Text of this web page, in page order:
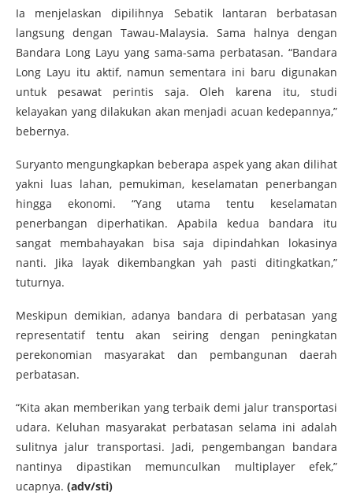
Ia menjelaskan dipilihnya Sebatik lantaran berbatasan
langsung dengan Tawau-Malaysia. Sama halnya dengan
Bandara Long Layu yang sama-sama perbatasan. “Bandara
Long Layu itu aktif, namun sementara ini baru digunakan
untuk pesawat perintis saja. Oleh karena itu, studi
kelayakan yang dilakukan akan menjadi acuan kedepannya,”
bebernya.
Suryanto mengungkapkan beberapa aspek yang akan dilihat
yakni luas lahan, pemukiman, keselamatan penerbangan
hingga ekonomi. “Yang utama tentu keselamatan
penerbangan diperhatikan. Apabila kedua bandara itu
sangat membahayakan bisa saja dipindahkan lokasinya
nanti. Jika layak dikembangkan yah pasti ditingkatkan,”
tuturnya.
Meskipun demikian, adanya bandara di perbatasan yang
representatif tentu akan seiring dengan peningkatan
perekonomian masyarakat dan pembangunan daerah
perbatasan.
“Kita akan memberikan yang terbaik demi jalur transportasi
udara. Keluhan masyarakat perbatasan selama ini adalah
sulitnya jalur transportasi. Jadi, pengembangan bandara
nantinya dipastikan memunculkan multiplayer efek,”
ucapnya. (adv/sti)